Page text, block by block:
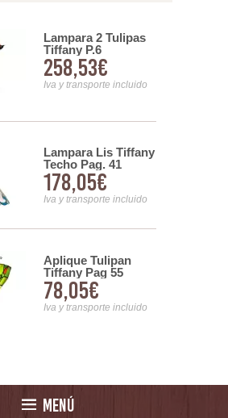
Lampara 2 Tulipas
Tiffany P.6
258,53€
Iva y transporte incluido
Lampara Lis Tiffany
Techo Pag. 41
178,05€
Iva y transporte incluido
Aplique Tulipan
Tiffany Pag 55
78,05€
Iva y transporte incluido
MENÚ